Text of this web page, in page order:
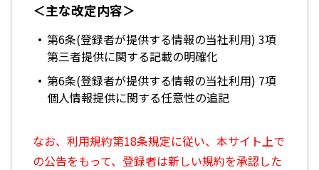
＜主な改定内容＞
第6条(登録者が提供する情報の当社利用) 3項
第三者提供に関する記載の明確化
第6条(登録者が提供する情報の当社利用) 7項
個人情報提供に関する任意性の追記
なお、利用規約第18条規定に従い、本サイト上で
の公告をもって、登録者は新しい規約を承認した